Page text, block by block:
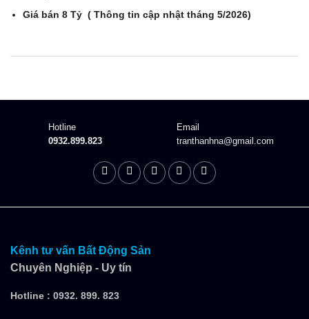
Giá bán 8 Tỷ ( Thông tin cập nhật tháng 5/2026)
Hotline
0932.899.823
Email
tranthanhna@gmail.com
Kênh tư vấn Bất Động Sản
Chuyên Nghiệp - Uy tín
Hotline : 0932. 899. 823